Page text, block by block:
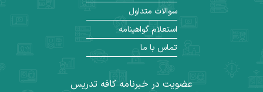
عضویت در خبرنامه کافه تدریس
سوالات متداول
استعلام گواهینامه
تماس با ما